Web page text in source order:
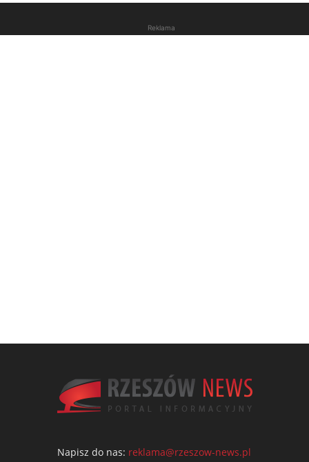
Reklama
Napisz do nas: reklama@rzeszow-news.pl